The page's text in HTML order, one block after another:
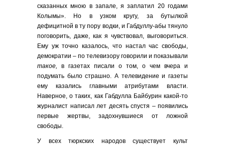
сказанных мною в запале, я заплатил 20 годами
Колымы». Но в узком кругу, за бутылкой
дефицитной в ту пору водки, и Габдуллу-абы тянуло
поговорить, даже, как я чувствовал, выговориться.
Ему уж точно казалось, что настал час свободы,
демократии – по телевизору говорили и показывали
такое, в газетах писали о том, о чем вчера и
подумать было страшно. А телевидение и газеты
ему казались главными атрибутами власти.
Наверное, о таких, как Габдулла Байбурин какой-то
журналист написал лет десять спустя – появились
первые жертвы, задохнувшиеся от ложной
свободы.
У всех тюркских народов существует культ